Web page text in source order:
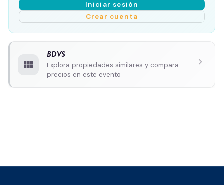
Iniciar sesión
Crear cuenta
view_module
BDVS
Explora propiedades similares y compara
precios en este evento
chevron_right